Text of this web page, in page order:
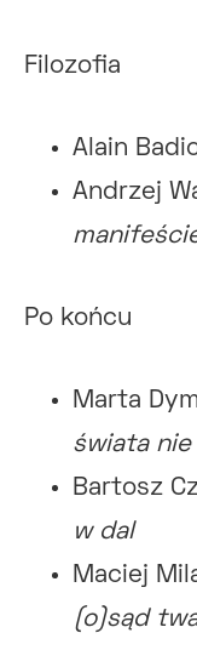
Filozofia
Alain
Andrzej
Po końcu
Marta
świata
Bartosz
w dal
Maciej
(o)sąd